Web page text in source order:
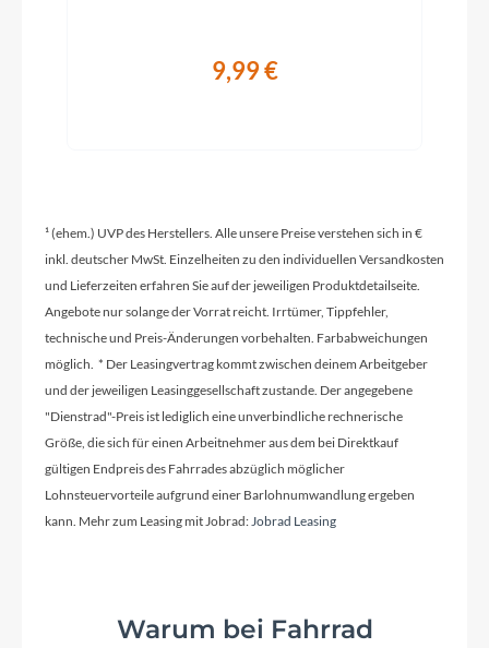
Modelljahr
Sattelklemme
Flyer FY-CV3, 30.9mm QR
Griffe
Flyer Comfort
Ladegerät
Shimano Nexus, 5 speed
9,99 €
¹ (ehem.) UVP des Herstellers. Alle unsere Preise verstehen sich in €
inkl. deutscher MwSt. Einzelheiten zu den individuellen Versandkosten
und Lieferzeiten erfahren Sie auf der jeweiligen Produktdetailseite.
Angebote nur solange der Vorrat reicht. Irrtümer, Tippfehler,
technische und Preis-Änderungen vorbehalten. Farbabweichungen
möglich. * Der Leasingvertrag kommt zwischen deinem Arbeitgeber
und der jeweiligen Leasinggesellschaft zustande. Der angegebene
"Dienstrad"-Preis ist lediglich eine unverbindliche rechnerische
Größe, die sich für einen Arbeitnehmer aus dem bei Direktkauf
gültigen Endpreis des Fahrrades abzüglich möglicher
Lohnsteuervorteile aufgrund einer Barlohnumwandlung ergeben
kann. Mehr zum Leasing mit Jobrad:Jobrad Leasing
Warum bei Fahrrad